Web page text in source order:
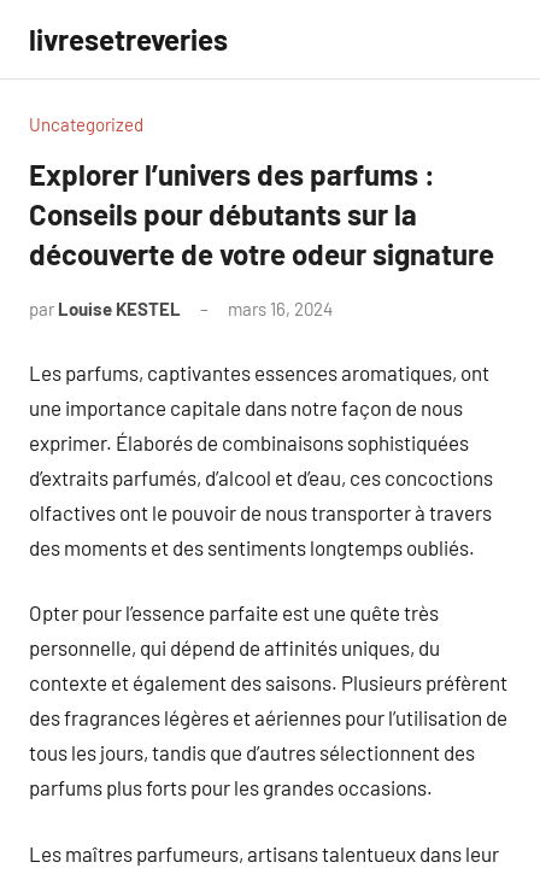
contenu
livresetreveries
Uncategorized
Explorer l’univers des parfums :
Conseils pour débutants sur la
découverte de votre odeur signature
par Louise KESTEL mars 16, 2024
Les parfums, captivantes essences aromatiques, ont
une importance capitale dans notre façon de nous
exprimer. Élaborés de combinaisons sophistiquées
d’extraits parfumés, d’alcool et d’eau, ces concoctions
olfactives ont le pouvoir de nous transporter à travers
des moments et des sentiments longtemps oubliés.
Opter pour l’essence parfaite est une quête très
personnelle, qui dépend de affinités uniques, du
contexte et également des saisons. Plusieurs préfèrent
des fragrances légères et aériennes pour l’utilisation de
tous les jours, tandis que d’autres sélectionnent des
parfums plus forts pour les grandes occasions.
Les maîtres parfumeurs, artisans talentueux dans leur